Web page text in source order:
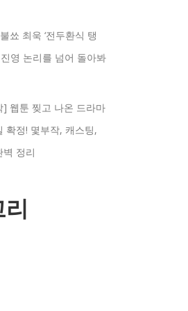
쑈 최욱 ‘전두환식 탱
영 논리를 넘어 돌아봐
] 웹툰 찢고 나온 드라마
확정! 몇부작, 캐스팅,
벽 정리